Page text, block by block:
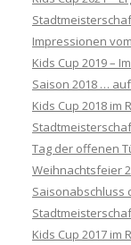
Impressionen
Kids Cup 2019 –
Saison 2018 …
Kids Cup 2018 im
Tag der offenen
Weihnachtsfeier
Saisonabschluss
Kids Cup 2017 im